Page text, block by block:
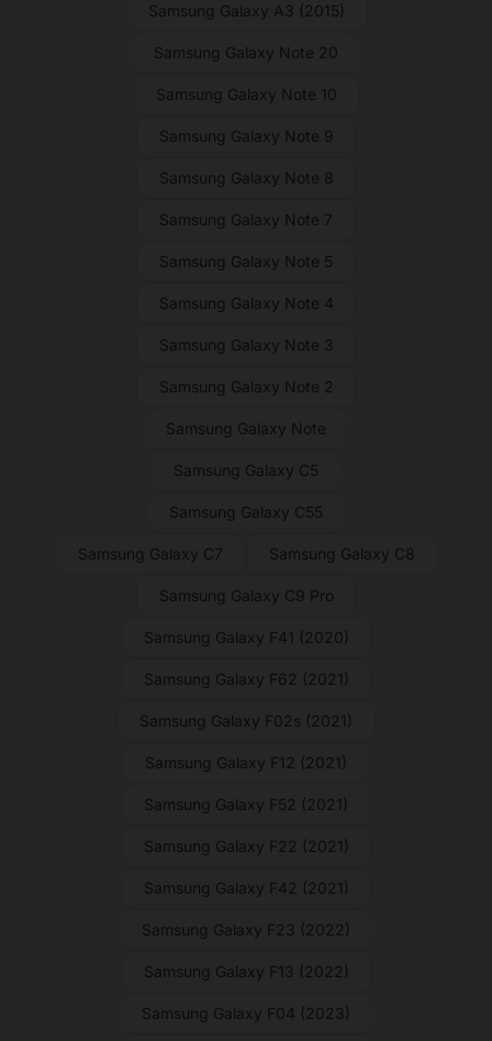
Samsung Galaxy A3 (2015)
Samsung Galaxy Note 20
Samsung Galaxy Note 10
Samsung Galaxy Note 9
Samsung Galaxy Note 8
Samsung Galaxy Note 7
Samsung Galaxy Note 5
Samsung Galaxy Note 4
Samsung Galaxy Note 3
Samsung Galaxy Note 2
Samsung Galaxy Note
Samsung Galaxy C5
Samsung Galaxy C55
Samsung Galaxy C7 Samsung Galaxy C8
Samsung Galaxy C9 Pro
Samsung Galaxy F41 (2020)
Samsung Galaxy F62 (2021)
Samsung Galaxy F02s (2021)
Samsung Galaxy F12 (2021)
Samsung Galaxy F52 (2021)
Samsung Galaxy F22 (2021)
Samsung Galaxy F42 (2021)
Samsung Galaxy F23 (2022)
Samsung Galaxy F13 (2022)
Samsung Galaxy F04 (2023)